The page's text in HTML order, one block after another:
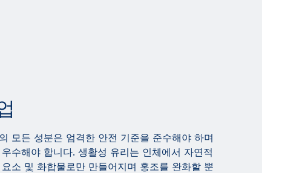
모든 성분은 엄격한 안전 기준을 준수해야 하며
수해야 합니다. 생활성 유리는 인체에서 자연적
소 및 화합물로만 만들어지며 홍조를 완화할 뿐